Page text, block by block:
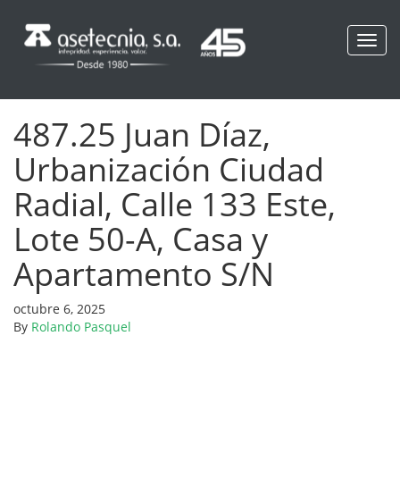
487.25 Juan Díaz,
Urbanización Ciudad
Radial, Calle 133 Este,
Lote 50-A, Casa y
Apartamento S/N
octubre 6, 2025
By Rolando Pasquel